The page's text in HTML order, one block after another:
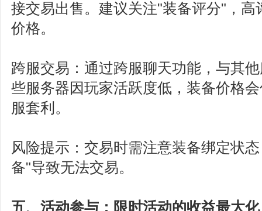
接交易出售。建议关注"装备评分"，高
价格。
跨服交易：通过跨服聊天功能，与其
些服务器因玩家活跃度低，装备价格
服套利。
风险提示：交易时需注意装备绑定状
备"导致无法交易。
五、活动参与：限时活动的收益最大化